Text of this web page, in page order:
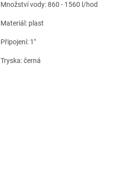
Množství vody: 860 - 1560 l/hod
Materiál: plast
Připojení: 1"
Tryska: černá